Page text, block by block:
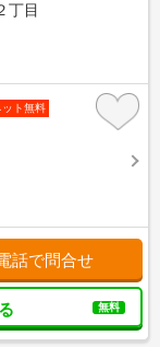
丁目
ット無料
話で問合せ
無料